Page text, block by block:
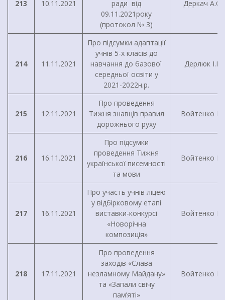
213 10.11.2021
ради від
09.11.2021року
(протокол № 3)
Деркач А.О.
214 11.11.2021
Про підсумки адаптації
учнів 5-х класів до
навчання до базової
середньої освіти у
2021-2022н.р.
Дерлюк І.В.
215 12.11.2021
Про проведення
Тижня знавців правил
дорожнього руху
Войтенко І.Г.
216 16.11.2021
Про підсумки
проведення Тижня
української писемності
та мови
Войтенко І.Г.
217 16.11.2021
Про участь учнів ліцею
у відбірковому етапі
виставки-конкурсі
«Новорічна
композиція»
Войтенко І.Г.
218 17.11.2021
Про проведення
заходів «Слава
незламному Майдану»
та «Запали свічу
пам’яті»
Войтенко І.Г.